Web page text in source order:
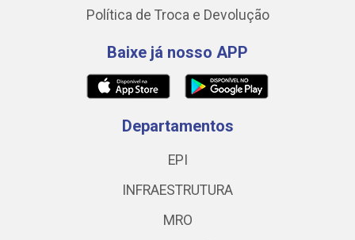
Política de Troca e Devolução
Baixe já nosso APP
Departamentos
EPI
INFRAESTRUTURA
MRO